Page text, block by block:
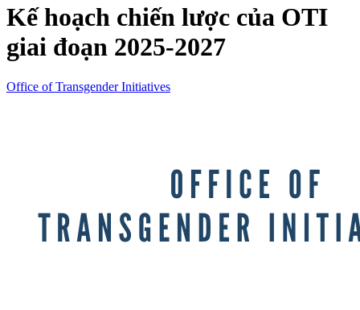
Kế hoạch chiến lược của OTI
giai đoạn 2025-2027
Office of Transgender Initiatives